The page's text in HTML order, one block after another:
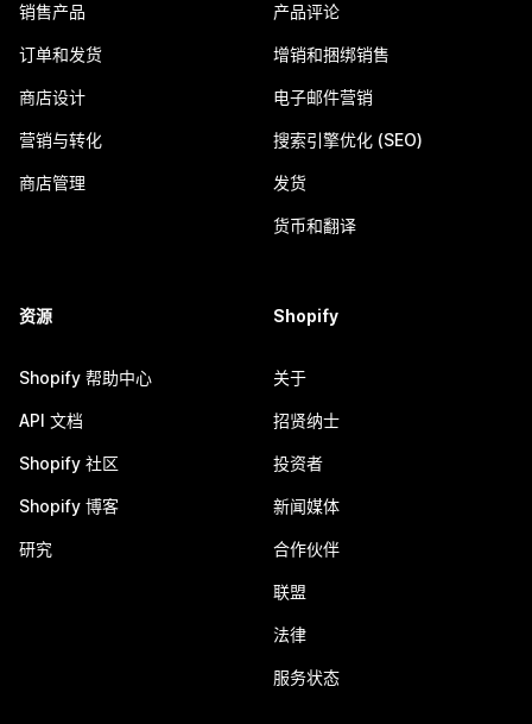
销售产品
订单和发货
商店设计
营销与转化
商店管理
产品评论
增销和捆绑销售
电子邮件营销
搜索引擎优化 (SEO)
发货
货币和翻译
资源
Shopify 帮助中心
API 文档
Shopify 社区
Shopify 博客
研究
Shopify
关于
招贤纳士
投资者
新闻媒体
合作伙伴
联盟
法律
服务状态